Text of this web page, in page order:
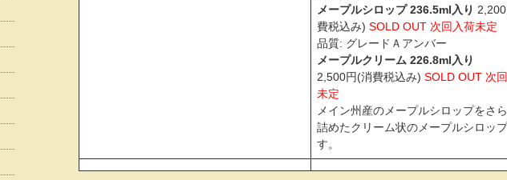
メープルシロップ 236.5ml入り
費税込み) SOLD OUT 次回入荷未定
品質: グレードＡアンバー
メープルクリーム 226.8ml入り
2,500円(消費税込み) SOLD OUT 次
未定
メイン州産のメープルシロップをさ
詰めたクリーム状のメープルシロッ
す。